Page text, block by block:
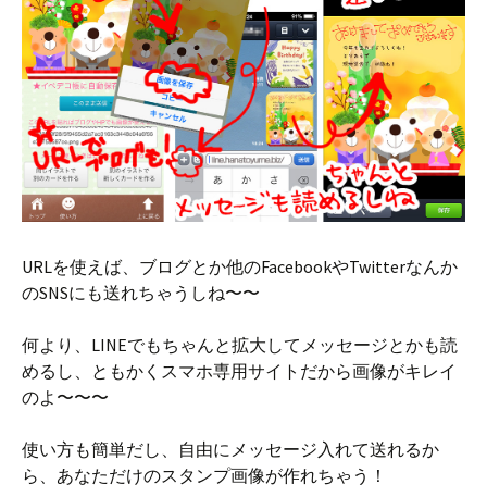
URLを使えば、ブログとか他のFacebookやTwitterなんか
のSNSにも送れちゃうしね〜〜
何より、LINEでもちゃんと拡大してメッセージとかも読
めるし、ともかくスマホ専用サイトだから画像がキレイ
のよ〜〜〜
使い方も簡単だし、自由にメッセージ入れて送れるか
ら、あなただけのスタンプ画像が作れちゃう！